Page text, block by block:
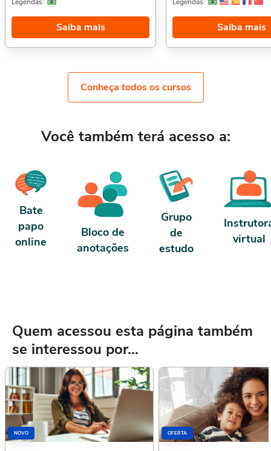
sadismo.Aproveitamos para indicar
também: Curso de Bem-Estar Animal,.
Saiba mais
a carga horária: O curso
de carga horária. Porém, se
Saiba mais
Conheça todos os cursos
Você também terá acesso a:
Bate
papo
online
Bloco de
anotações
Grupo
de
estudo
virtual
Quem acessou esta página também
se interessou por...
NOVO OFERTA